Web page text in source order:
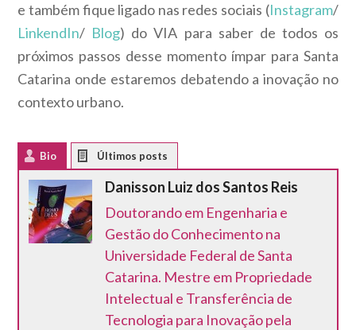
e também fique ligado nas redes sociais (Instagram/
LinkendIn/ Blog) do VIA para saber de todos os
próximos passos desse momento ímpar para Santa
Catarina onde estaremos debatendo a inovação no
contexto urbano.
Bio
Danisson Luiz dos Santos Reis
Doutorando em Engenharia e
Gestão do Conhecimento na
Universidade Federal de Santa
Catarina. Mestre em Propriedade
Intelectual e Transferência de
Tecnologia para Inovação pela